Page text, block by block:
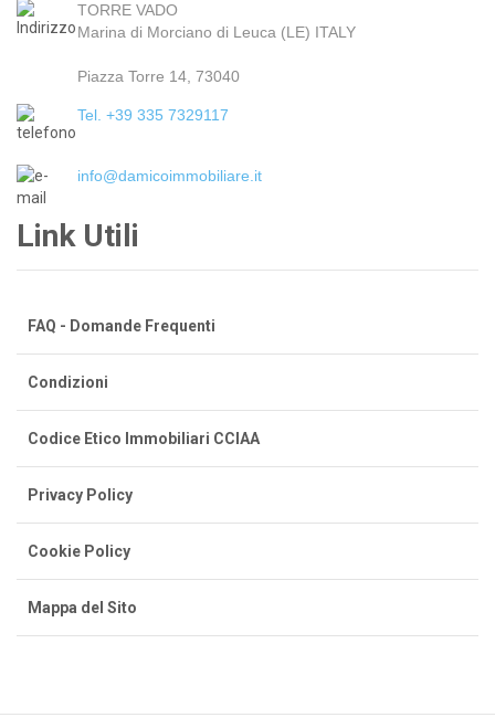
TORRE VADO
Marina di Morciano di Leuca (LE) ITALY
Piazza Torre 14, 73040
Tel. +39 335 7329117
info@damicoimmobiliare.it
Link Utili
FAQ - Domande Frequenti
Condizioni
Codice Etico Immobiliari CCIAA
Privacy Policy
Cookie Policy
Mappa del Sito